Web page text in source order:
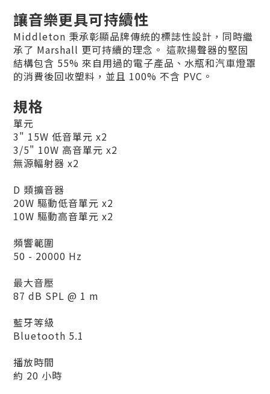
讓音樂更具可持續性
Middleton 秉承彰顯品牌傳統的標誌性設計，同時繼
承了 Marshall 更可持續的理念。 這款揚聲器的堅固
結構包含 55% 來自用過的電子產品、水瓶和汽車燈罩
的消費後回收塑料，並且 100% 不含 PVC。
規格
單元
3" 15W 低音單元 x2
3/5" 10W 高音單元 x2
無源輻射器 x2
D 類擴音器
20W 驅動低音單元 x2
10W 驅動高音單元 x2
頻響範圍
50 - 20000 Hz
最大音壓
87 dB SPL @ 1 m
藍牙等級
Bluetooth 5.1
播放時間
約 20 小時